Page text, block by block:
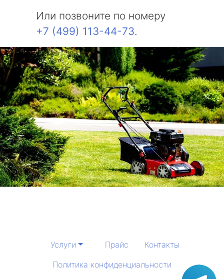
Или позвоните по номеру
+7 (499) 113-44-73.
Услуги Прайс
Контакты
Политика конфиденциальности